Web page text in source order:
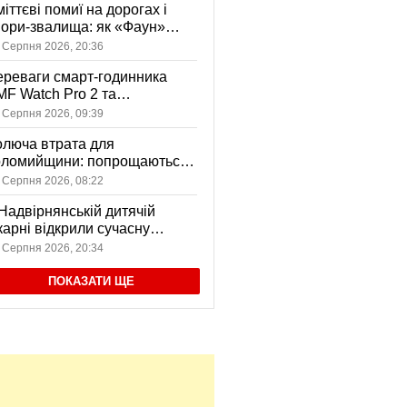
помиї на дорогах і
звалища: як «Фаун»
відходи в Коломиї
Серпня 2026, 20:36
смарт-годинника
Watch Pro 2 та
CMF Buds Pro 2
сучасних користувачів
Серпня 2026, 09:39
втрата для
попрощаються
захисником, який віддав
за Україну
Серпня 2026, 08:22
дитячій
відкрили сучасну
кімнату
Серпня 2026, 20:34
ПОКАЗАТИ ЩЕ